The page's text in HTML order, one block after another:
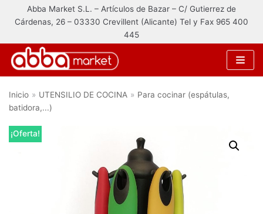
Saltar
contenido
Abba Market S.L. – Artículos de Bazar – C/ Gutierrez de
Cárdenas, 26 – 03330 Crevillent (Alicante) Tel y Fax 965 400
445
Inicio » UTENSILIO DE COCINA » Para cocinar (espátulas,
batidora,...)
¡Oferta!
Categorías de producto
ALFOMBRAS